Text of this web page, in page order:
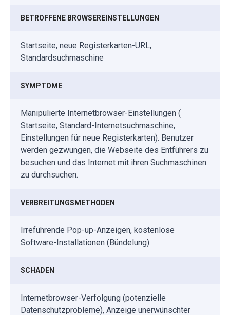
BETROFFENE BROWSEREINSTELLUNGEN
Startseite, neue Registerkarten-URL,
Standardsuchmaschine
SYMPTOME
Manipulierte Internetbrowser-Einstellungen (
Startseite, Standard-Internetsuchmaschine,
Einstellungen für neue Registerkarten). Benutzer
werden gezwungen, die Webseite des Entführers zu
besuchen und das Internet mit ihren Suchmaschinen
zu durchsuchen.
VERBREITUNGSMETHODEN
Irreführende Pop-up-Anzeigen, kostenlose
Software-Installationen (Bündelung).
SCHADEN
Internetbrowser-Verfolgung (potenzielle
Datenschutzprobleme), Anzeige unerwünschter